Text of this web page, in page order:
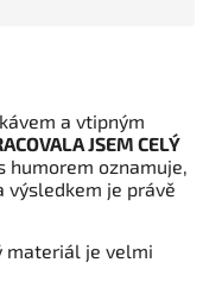
a vtipným
JSEM CELÝ
humorem oznamuje,
výsledkem je právě
materiál je velmi